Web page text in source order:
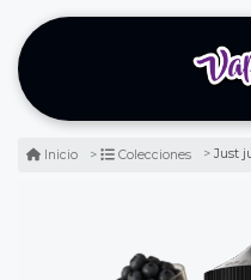
Inicio Colecciones Just juice